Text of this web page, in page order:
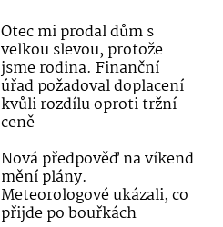
Otec mi prodal dům s
velkou slevou, protože
jsme rodina. Finanční
úřad požadoval doplacení
kvůli rozdílu oproti tržní
ceně
Nová předpověď na víkend
mění plány.
Meteorologové ukázali, co
přijde po bouřkách